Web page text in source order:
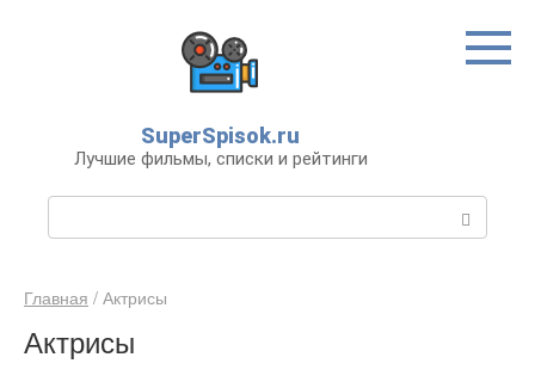
SuperSpisok.ru
Лучшие фильмы, списки и рейтинги
о
Главная /Актрисы
Актрисы